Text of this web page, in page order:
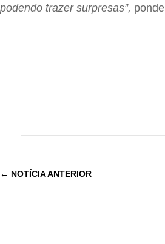
podendo trazer surpresas”,
← NOTÍCIA ANTERIOR